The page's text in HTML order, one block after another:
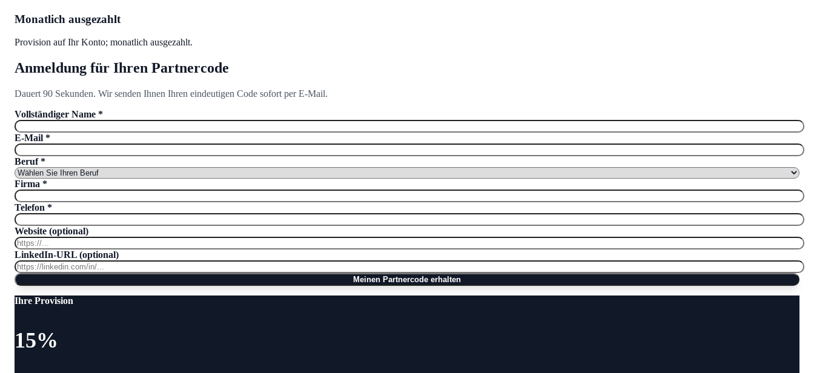
Monatlich ausgezahlt
Provision auf Ihr Konto; monatlich ausgezahlt.
Anmeldung für Ihren Partnercode
Dauert 90 Sekunden. Wir senden Ihnen Ihren eindeutigen Code sofort per E-Mail.
Vollständiger Name *
E-Mail *
Beruf *
Firma *
Telefon *
Website (optional)
LinkedIn-URL (optional)
Meinen Partnercode erhalten
Ihre Provision
15%